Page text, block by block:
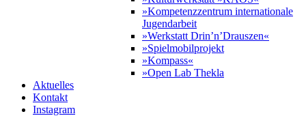
»Kompetenzzentrum internationale
Jugendarbeit
»Werkstatt Drin’n’Drauszen«
»Spielmobilprojekt
»Kompass«
»Open Lab Thekla
Aktuelles
Kontakt
Instagram